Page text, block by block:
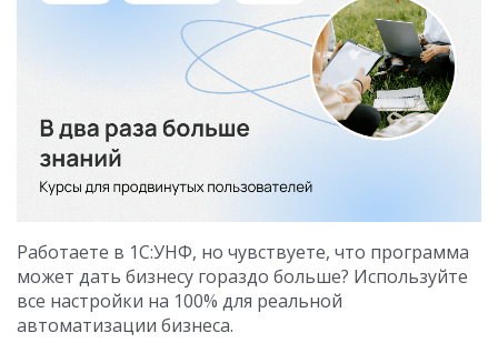
Работаете в 1С:УНФ, но чувствуете, что программа
может дать бизнесу гораздо больше? Используйте
все настройки на 100% для реальной
автоматизации бизнеса.